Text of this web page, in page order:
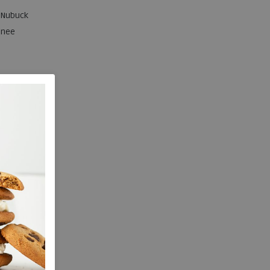
Nubuck
nee